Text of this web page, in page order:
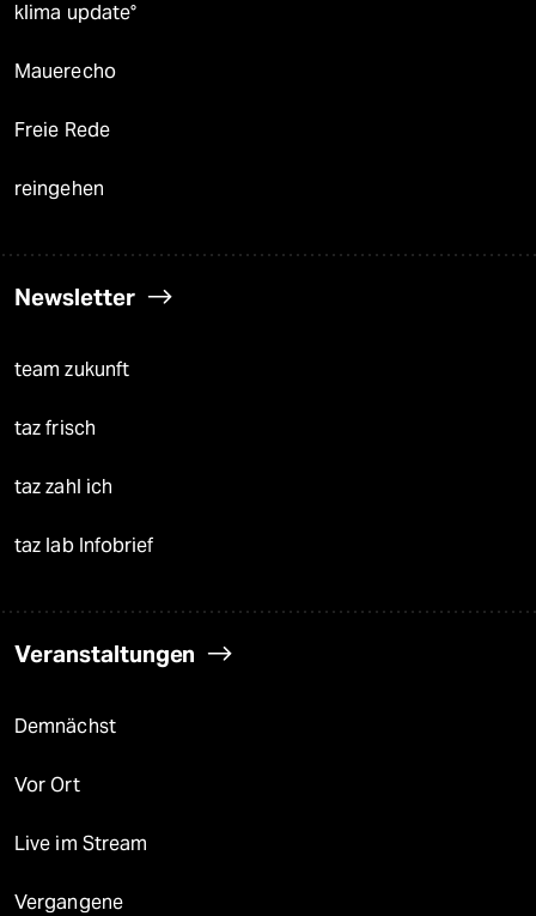
klima update°
Mauerecho
Freie Rede
reingehen
Newsletter
team zukunft
taz frisch
taz zahl ich
taz lab Infobrief
Veranstaltungen
Demnächst
Vor Ort
Live im Stream
Vergangene